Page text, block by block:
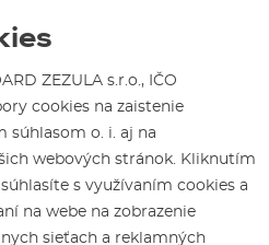
ZEZULA s.r.o., IČO
cookies na zaistenie
súhlasom o. i. aj na
webových stránok. Kliknutím
s využívaním cookies a
na webe na zobrazenie
sieťach a reklamných